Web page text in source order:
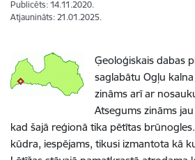
Publicēts: 14.11.2020.
Atjaunināts: 21.01.2025.
Ģeoloģiskais dabas
saglabātu Ogļu
zināms arī ar
Atsegums zināms
kad šajā reģionā tika pētītas
kūdra, iespējams, tikusi izmantota kā